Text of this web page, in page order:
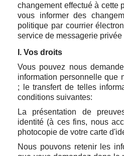
changement effectué à cette
vous informer des
politique par courrier
service de messagerie privée
I. Vos droits
Vous pouvez nous
information personnelle que
; le transfert de telles
conditions suivantes:
La présentation de
identité (à ces fins, nous
photocopie de votre carte
Nous pouvons retenir les